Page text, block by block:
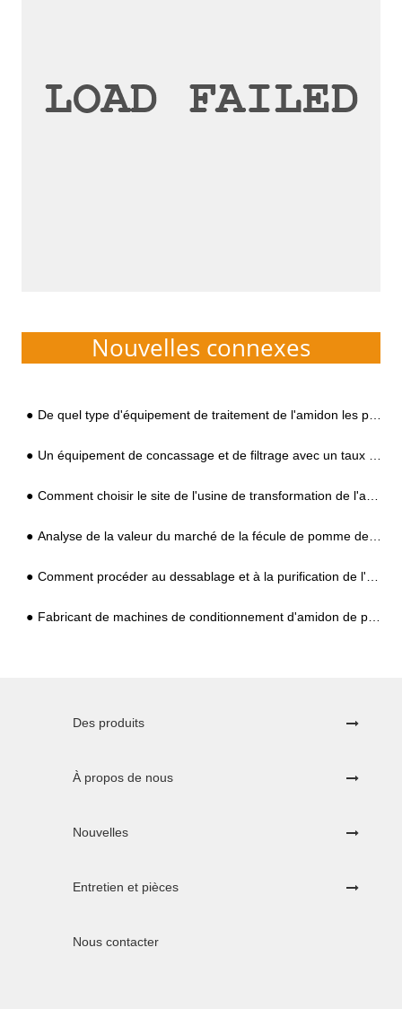
Nouvelles connexes
De quel type d'équipement de traitement de l'amidon les producteurs ont-ils besoin pour traiter l'amidon de patate douce ?
Un équipement de concassage et de filtrage avec un taux élevé d'économie d'énergie, d'économie d'eau et de pulvérisation, veuillez noter à vérifier !​
Comment choisir le site de l'usine de transformation de l'amidon de patate douce ?
Analyse de la valeur du marché de la fécule de pomme de terre et prévision des tendances
Comment procéder au dessablage et à la purification de l'amidon à faible coût ?
Fabricant de machines de conditionnement d'amidon de pomme de terre Vente directe McGee Automation Packaging Technology
Des produits
À propos de nous
Nouvelles
Entretien et pièces
Nous contacter